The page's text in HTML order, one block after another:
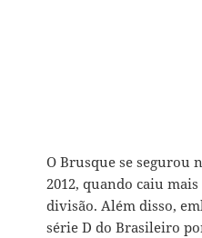
O Brusque se segurou
2012, quando caiu
divisão. Além disso,
série D do Brasileiro